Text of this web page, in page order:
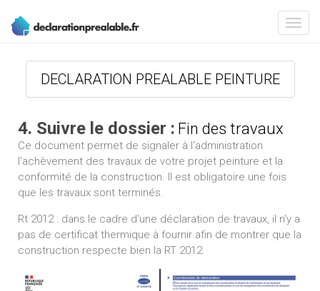
DECLARATION PREALABLE PEINTURE
4. Suivre le dossier : Fin des travaux
Ce document permet de signaler à l'administration
l'achèvement des travaux de votre projet peinture et la
conformité de la construction. Il est obligatoire une fois
que les travaux sont terminés.
Rt 2012 : dans le cadre d'une déclaration de travaux, il n'y a
pas de certificat thermique à fournir afin de montrer que la
construction respecte bien la RT 2012.